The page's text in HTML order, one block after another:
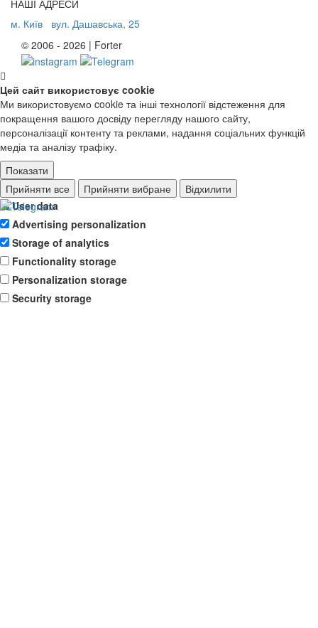
НАШІ АДРЕСИ
м. Київ
вул. Дашавська, 25
© 2006 - 2026 | Forter
Цей сайт використовує cookie
Ми використовуємо cookie та інші технології відстеження для
покращення вашого досвіду перегляду нашого сайту,
персоналізації контенту та реклами, надання соціальних функцій
медіа та аналізу трафіку.
Показати
Ad storage
User data
Advertising personalization
Storage of analytics
Functionality storage
Personalization storage
Security storage
Прийняти все Прийняти вибране Відхилити